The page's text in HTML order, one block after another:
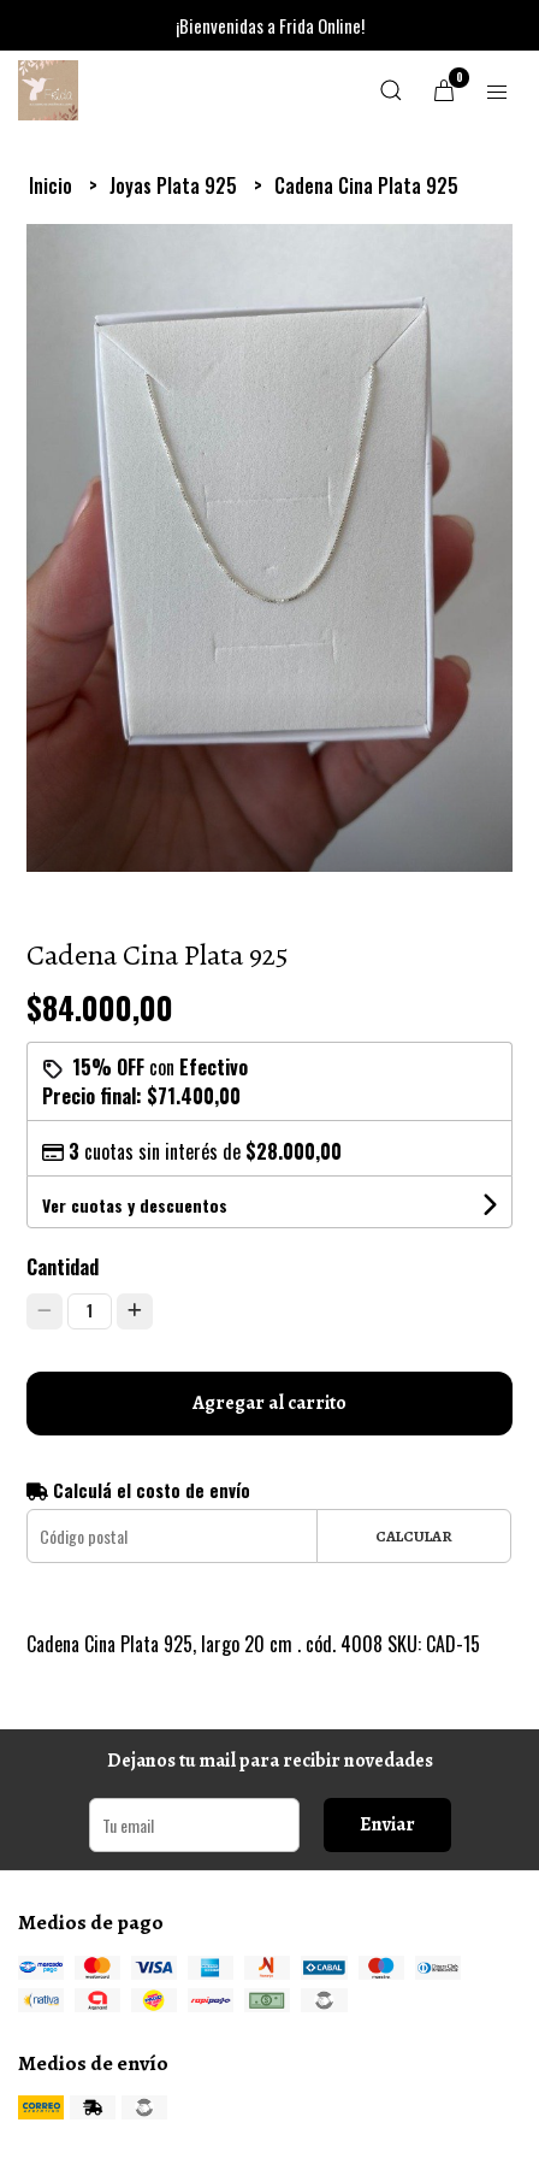
¡Bienvenidas a Frida Online!
0
Inicio Joyas Plata 925 Cadena Cina Plata 925
Cadena Cina Plata 925
$84.000,00
15% OFF con Efectivo
Precio final: $71.400,00
3 cuotas sin interés de $28.000,00
Ver cuotas y descuentos
Cantidad
1
Agregar al carrito
Calculá el costo de envío
CALCULAR
Cadena Cina Plata 925, largo 20 cm . cód. 4008 SKU: CAD-15
Dejanos tu mail para recibir novedades
Enviar
Medios de pago
Medios de envío